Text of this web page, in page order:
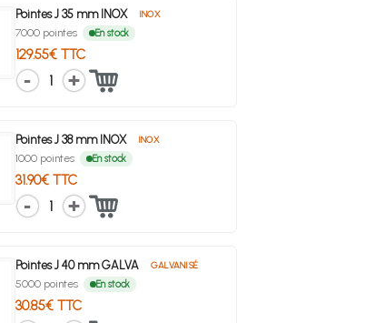
Pointes J 35 mm INOX INOX
7000 pointes En stock
129.55€ TTC
1
Pointes J 38 mm INOX INOX
1000 pointes En stock
31.90€ TTC
1
Pointes J 40 mm GALVA GALVANISÉ
5000 pointes En stock
30.85€ TTC